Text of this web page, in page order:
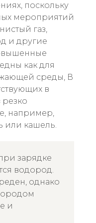
поскольку
мероприятий
газ,
и другие
как для
среды, В
в
например,
или кашель.
зарядке
водород.
однако
и